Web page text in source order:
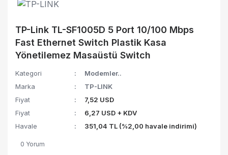
TP-Link TL-SF1005D 5 Port 10/100 Mbps
Fast Ethernet Switch Plastik Kasa
Yönetilemez Masaüstü Switch
Kategori
Modemler..
Marka
TP-LINK
Fiyat
7,52 USD
Fiyat
6,27 USD + KDV
Havale
351,04 TL (%2,00 havale indirimi)
0 Yorum